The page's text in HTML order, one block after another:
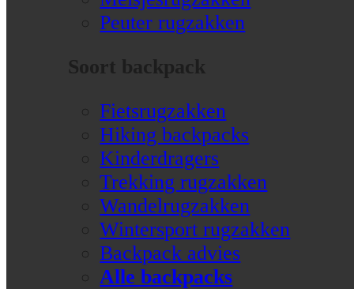
Peuter rugzakken
Soort backpack
Fietsrugzakken
Hiking backpacks
Kinderdragers
Trekking rugzakken
Wandelrugzakken
Wintersport rugzakken
Backpack advies
Alle backpacks